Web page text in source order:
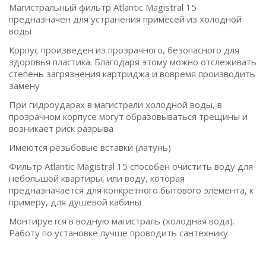
Магистральный фильтр Atlantic Magistral 15
предназначен для устранения примесей из холодной
воды
Корпус произведен из прозрачного, безопасного для
здоровья пластика. Благодаря этому можно отслеживать
степень загрязнения картриджа и вовремя производить
замену
При гидроударах в магистрали холодной воды, в
прозрачном корпусе могут образовываться трещины и
возникает риск разрыва
Имеются резьбовые вставки (латунь)
Фильтр Atlantic Magistral 15 способен очистить воду для
небольшой квартиры, или воду, которая
предназначается для конкретного бытового элемента, к
примеру, для душевой кабины
Монтируется в водную магистраль (холодная вода).
Работу по установке лучше проводить сантехнику